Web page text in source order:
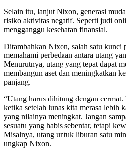
Selain itu, lanjut Nixon, generasi
risiko aktivitas negatif. Seperti judi
mengganggu kesehatan finansial.
Ditambahkan Nixon, salah satu kunci
memahami perbedaan antara utang
Menurutnya, utang yang tepat dapat
membangun aset dan meningkatkan
panjang.
“Utang harus dihitung dengan cermat.
ketika setelah lunas kita merasa lebih
yang nilainya meningkat. Jangan
sesuatu yang habis sebentar, tetapi
Misalnya, utang untuk liburan satu
ungkap Nixon.